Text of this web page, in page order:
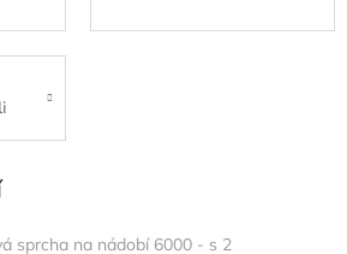
sprcha na nádobí 6000 - s 2